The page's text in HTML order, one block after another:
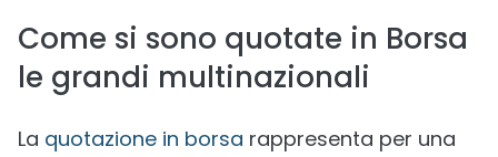
Come si sono quotate in Borsa
le grandi multinazionali
La quotazione in borsa rappresenta per una